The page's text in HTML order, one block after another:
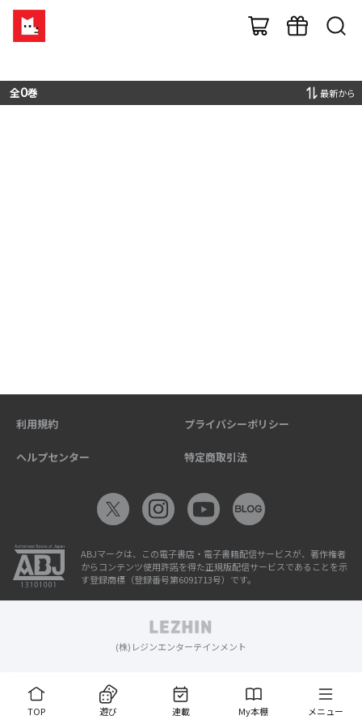
全0巻 最新から
TOP 遊び 連載 My本棚 メニュー
利用規約 プライバシーポリシー
ヘルプセンター 特定商取引法
ABJマークは、この電子書店・電子書籍配信サービスが、著作権者
からコンテンツ使用許諾を得た正規版配信サービスであることを示
す登録商標（登録番号第6091713号）です。
(株)レジンエンターテインメント